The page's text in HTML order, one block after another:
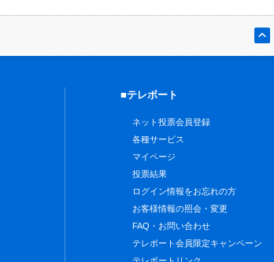
■テレボート
ネット投票会員登録
各種サービス
マイページ
投票結果
ログイン情報をお忘れの方
お客様情報の照会・変更
FAQ・お問い合わせ
テレボート会員限定キャンペーン